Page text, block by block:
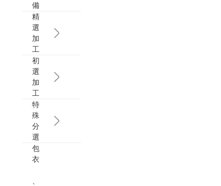
備
精
選
加
工
初
選
加
工
特
殊
分
選
包
衣
、